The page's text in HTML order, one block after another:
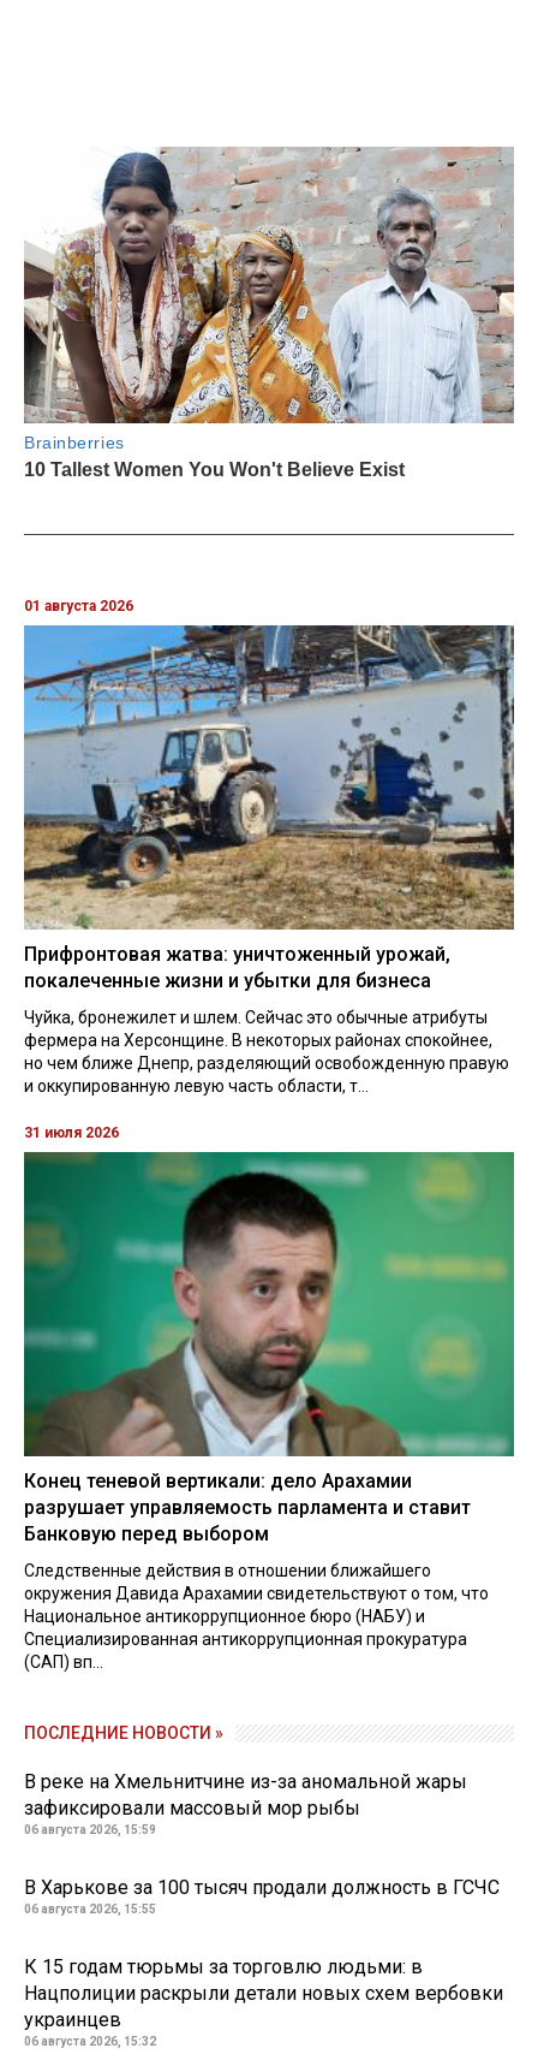
01 августа 2026
Прифронтовая жатва: уничтоженный урожай,
покалеченные жизни и убытки для бизнеса
Чуйка, бронежилет и шлем. Сейчас это обычные атрибуты
фермера на Херсонщине. В некоторых районах спокойнее,
но чем ближе Днепр, разделяющий освобожденную правую
и оккупированную левую часть области, т...
31 июля 2026
Конец теневой вертикали: дело Арахамии
разрушает управляемость парламента и ставит
Банковую перед выбором
Следственные действия в отношении ближайшего
окружения Давида Арахамии свидетельствуют о том, что
Национальное антикоррупционное бюро (НАБУ) и
Специализированная антикоррупционная прокуратура
(САП) вп...
ПОСЛЕДНИЕ НОВОСТИ »
В реке на Хмельнитчине из-за аномальной жары
зафиксировали массовый мор рыбы
06 августа 2026, 15:59
В Харькове за 100 тысяч продали должность в ГСЧС
06 августа 2026, 15:55
К 15 годам тюрьмы за торговлю людьми: в
Нацполиции раскрыли детали новых схем вербовки
украинцев
06 августа 2026, 15:32